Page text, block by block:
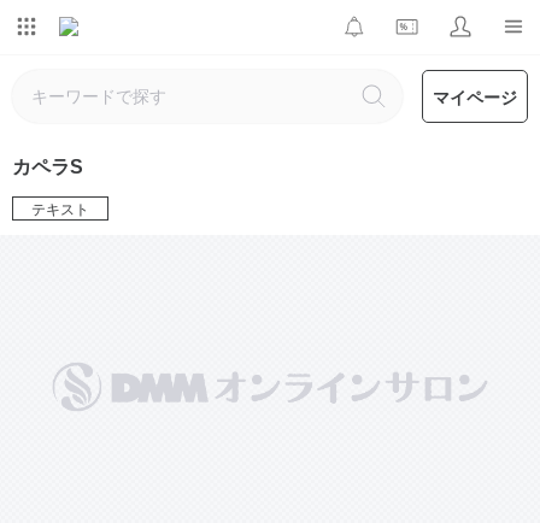
マイページ
カペラS
テキスト